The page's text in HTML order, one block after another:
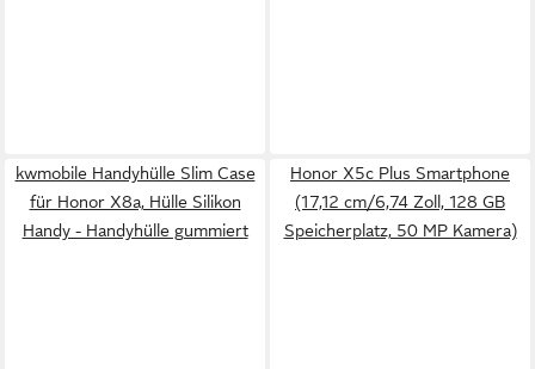
kwmobile Handyhülle Slim Case
für Honor X8a, Hülle Silikon
Handy - Handyhülle gummiert
Honor X5c Plus Smartphone
(17,12 cm/6,74 Zoll, 128 GB
Speicherplatz, 50 MP Kamera)